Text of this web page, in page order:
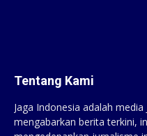
Tentang Kami
Jaga Indonesia adalah
mengabarkan berita terkini,